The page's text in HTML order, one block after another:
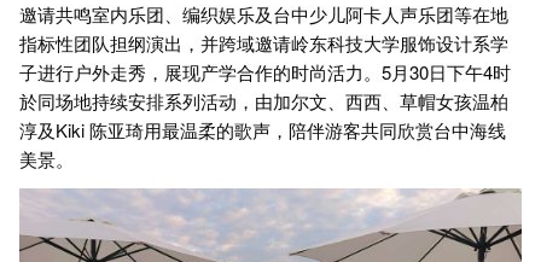
邀请共鸣室内乐团、编织娱乐及台中少儿阿卡人声乐团等在地
指标性团队担纲演出，并跨域邀请岭东科技大学服饰设计系学
子进行户外走秀，展现产学合作的时尚活力。5月30日下午4时
於同场地持续安排系列活动，由加尔文、西西、草帽女孩温柏
淳及Kiki 陈亚琦用最温柔的歌声，陪伴游客共同欣赏台中海线
美景。